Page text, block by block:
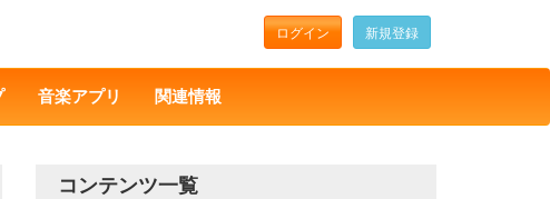
ログイン 新規登録
音楽アプリ 関連情報
コンテンツ一覧